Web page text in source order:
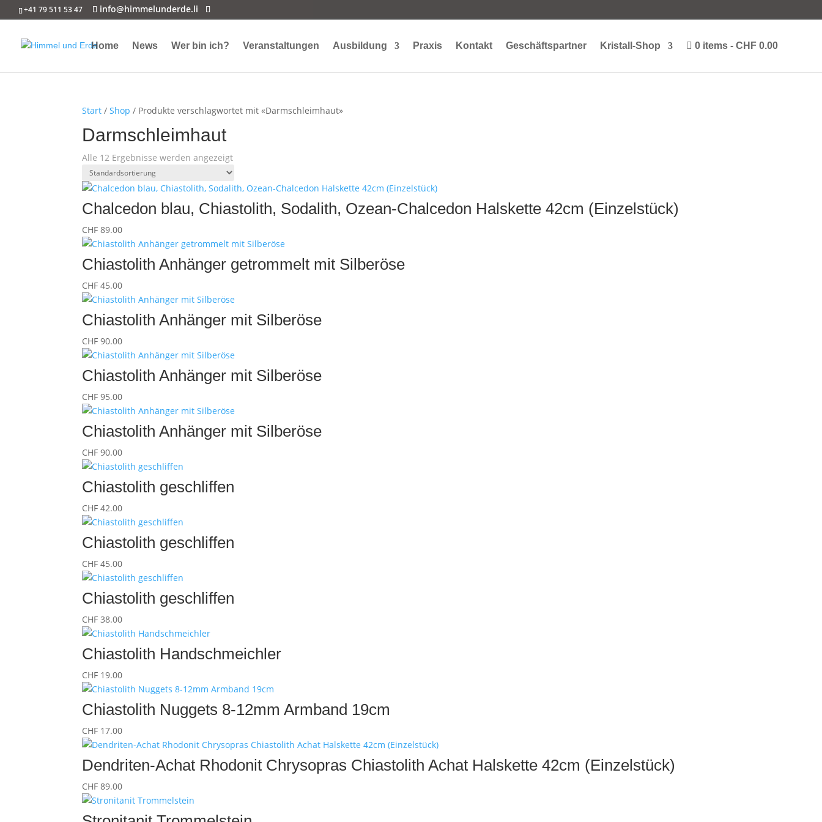
+41 79 511 53 47 info@himmelunderde.li
Home News Wer bin ich? Veranstaltungen Ausbildung Praxis Kontakt Geschäftspartner Kristall-Shop 0 items CHF 0.00
Start /Shop / Produkte verschlagwortet mit «Darmschleimhaut»
Darmschleimhaut
Alle 12 Ergebnisse werden angezeigt
Chalcedon blau, Chiastolith, Sodalith, Ozean-Chalcedon Halskette 42cm (Einzelstück)
CHF 89.00
Chiastolith Anhänger getrommelt mit Silberöse
CHF 45.00
Chiastolith Anhänger mit Silberöse
CHF 90.00
Chiastolith Anhänger mit Silberöse
CHF 95.00
Chiastolith Anhänger mit Silberöse
CHF 90.00
Chiastolith geschliffen
CHF 42.00
Chiastolith geschliffen
CHF 45.00
Chiastolith geschliffen
CHF 38.00
Chiastolith Handschmeichler
CHF 19.00
Chiastolith Nuggets 8-12mm Armband 19cm
CHF 17.00
Dendriten-Achat Rhodonit Chrysopras Chiastolith Achat Halskette 42cm (Einzelstück)
CHF 89.00